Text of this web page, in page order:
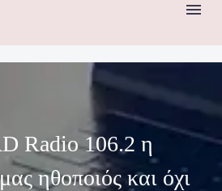
Radio 106.2 η
ηθοποιός και όχι